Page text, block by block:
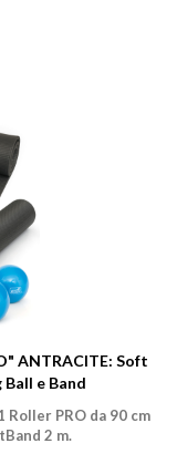
ANTRACITE: Soft
e Band
Roller PRO da 90 cm
2 m.